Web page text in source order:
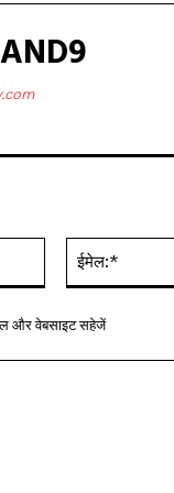
और वेबसाइट सहेजें